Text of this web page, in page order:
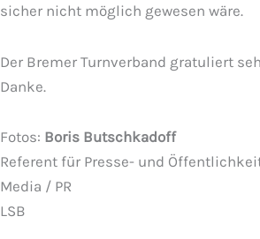
sicher nicht möglich gewesen wäre.
Der Bremer Turnverband gratuliert
Danke.
Fotos: Boris Butschkadoff
Referent für Presse- und
Media / PR
LSB